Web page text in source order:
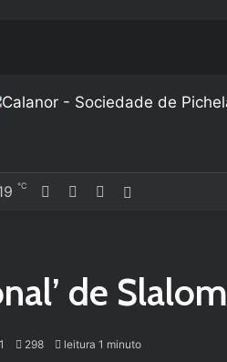
℃ FacebookYouTubeInstagram
de Slalom
298 leitura 1 minuto